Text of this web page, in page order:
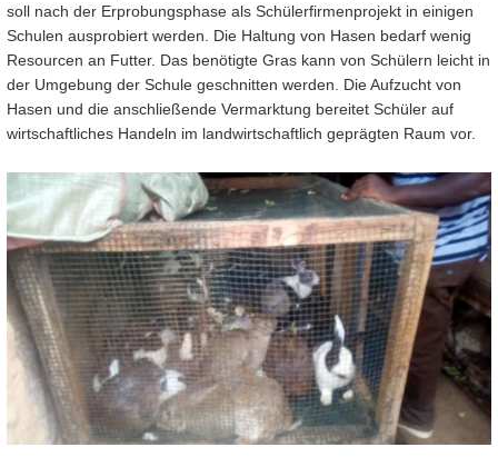
soll nach der Erprobungsphase als Schülerfirmenprojekt in einigen
Schulen ausprobiert werden. Die Haltung von Hasen bedarf wenig
Resourcen an Futter. Das benötigte Gras kann von Schülern leicht in
der Umgebung der Schule geschnitten werden. Die Aufzucht von
Hasen und die anschließende Vermarktung bereitet Schüler auf
wirtschaftliches Handeln im landwirtschaftlich geprägten Raum vor.